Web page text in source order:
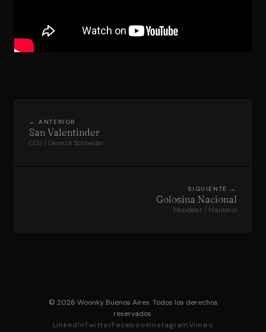
← ANTERIOR
San Valentinder
CCU / Cerveza Schneider
SIGUIENTE →
Golosina Nacional
Mondelez / Mantecol
© 2026 Woonky Buenos Aires. Todos los derechos
reservados.
LinkedInTwitterFacebookInstagramVimeo